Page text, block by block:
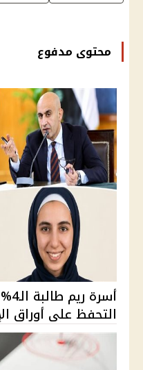
محتوى مدفوع
التحفظ على أوراق